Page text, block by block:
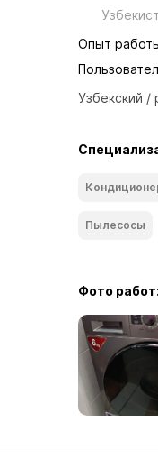
Опыт
Узбекский /
Пылесосы
Фото работ: